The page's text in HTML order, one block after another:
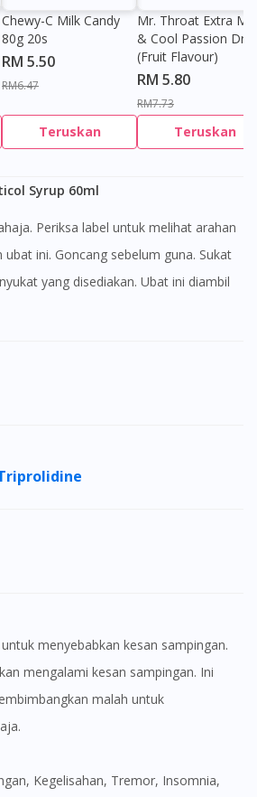
Chewy-C Milk Candy
80g 20s
RM 5.50
RM6.47
Teruskan
Mr. Throat Extra
& Cool Passion
(Fruit Flavour)
RM 5.80
RM7.73
Teruskan
Syrup 60ml
ini. Goncang sebelum guna. Sukat
yang disediakan. Ubat ini diambil
menyebabkan kesan sampingan.
mengalami kesan sampingan. Ini
malah untuk